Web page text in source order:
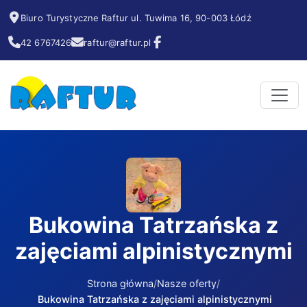
Biuro Turystyczne Raftur ul. Tuwima 16, 90-003 Łódź
42 6767426 raftur@raftur.pl
Bukowina Tatrzańska z
zajęciami alpinistycznymi
Strona główna Nasze oferty
Bukowina Tatrzańska z zajęciami alpinistycznymi